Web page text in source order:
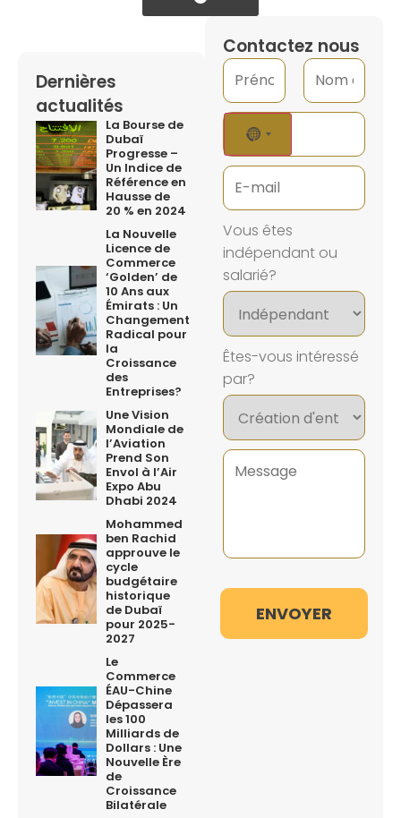
Dernières
actualités
La Bourse de
Dubaï
Progresse –
Un Indice de
Référence en
Hausse de
20 % en 2024
La Nouvelle
Licence de
Commerce
‘Golden’ de
10 Ans aux
Émirats : Un
Changement
Radical pour
la
Croissance
des
Entreprises?
Une Vision
Mondiale de
l’Aviation
Prend Son
Envol à l’Air
Expo Abu
Dhabi 2024
Mohammed
ben Rachid
approuve le
cycle
budgétaire
historique
de Dubaï
pour 2025-
2027
Le
Commerce
ÉAU-Chine
Dépassera
les 100
Milliards de
Dollars : Une
Nouvelle Ère
de
Croissance
Bilatérale
Contactez nous
NO COUNTRY
Vous êtes
indépendant ou
salarié?
Êtes-vous intéressé
par?